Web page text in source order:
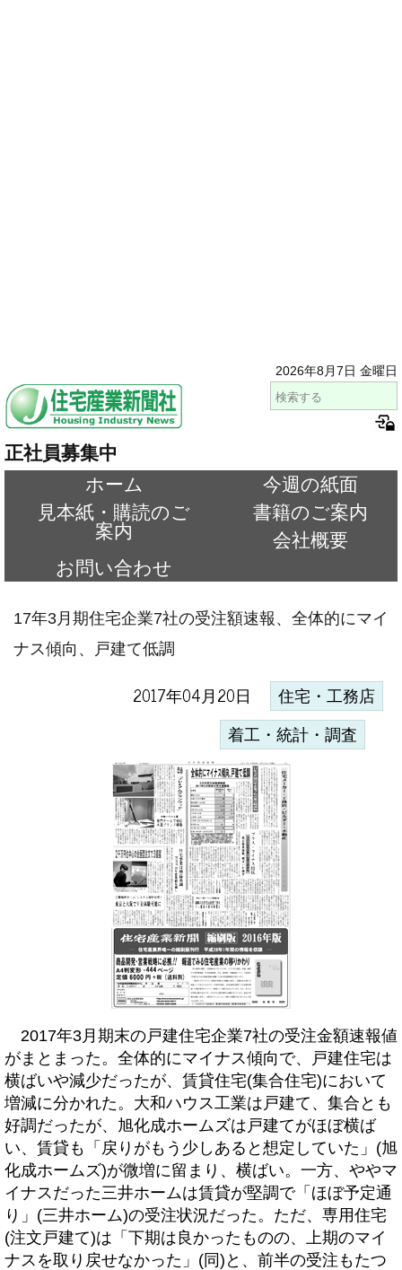
2026年8月7日 金曜日
正社員募集中
ホーム
今週の紙面
見本紙・購読のご
案内
書籍のご案内
会社概要
お問い合わせ
17年3月期住宅企業7社の受注額速報、全体的にマイ
ナス傾向、戸建て低調
2017年04月20日 住宅・工務店
着工・統計・調査
2017年3月期末の戸建住宅企業7社の受注金額速報値
がまとまった。全体的にマイナス傾向で、戸建住宅は
横ばいや減少だったが、賃貸住宅(集合住宅)において
増減に分かれた。大和ハウス工業は戸建て、集合とも
好調だったが、旭化成ホームズは戸建てがほぼ横ば
い、賃貸も「戻りがもう少しあると想定していた」(旭
化成ホームズ)が微増に留まり、横ばい。一方、ややマ
イナスだった三井ホームは賃貸が堅調で「ほぼ予定通
り」(三井ホーム)の受注状況だった。ただ、専用住宅
(注文戸建て)は「下期は良かったものの、上期のマイ
ナスを取り戻せなかった」(同)と、前半の受注もたつ